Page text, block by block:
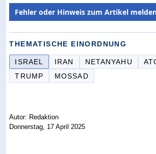
Fehler oder Hinweis zum Artikel
THEMATISCHE EINORDNUNG
ISRAEL IRAN NETANYAHU
TRUMP
MOSSAD
Autor: Redaktion
Donnerstag, 17 April 2025